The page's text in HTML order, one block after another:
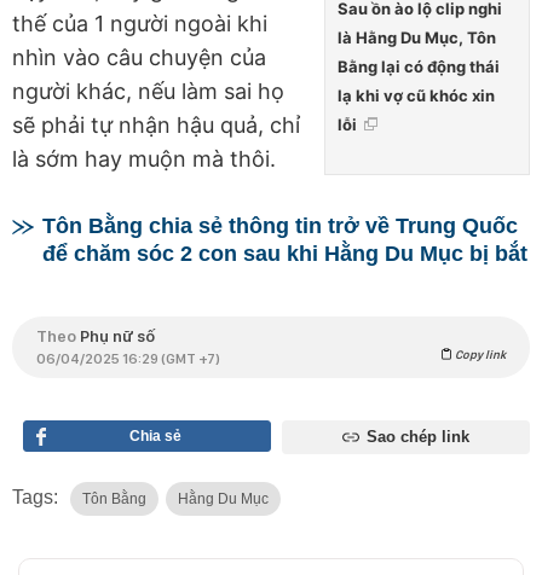
Sau ồn ào lộ clip nghi
là Hằng Du Mục, Tôn
Bằng lại có động thái
lạ khi vợ cũ khóc xin
lỗi
thế của 1 người ngoài khi
nhìn vào câu chuyện của
người khác, nếu làm sai họ
sẽ phải tự nhận hậu quả, chỉ
là sớm hay muộn mà thôi.
Tôn Bằng chia sẻ thông tin trở về Trung Quốc
để chăm sóc 2 con sau khi Hằng Du Mục bị bắt
Theo Phụ nữ số
06/04/2025 16:29 (GMT +7) Copy link
Chia sẻ Sao chép link
Tags: Tôn Bằng Hằng Du Mục